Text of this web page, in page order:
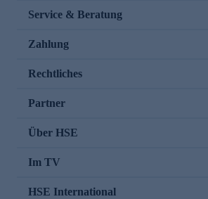
Service & Beratung
Zahlung
Rechtliches
Partner
Über HSE
Im TV
HSE International